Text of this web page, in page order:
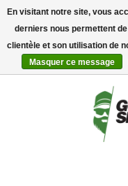
En visitant notre site, vous
derniers nous permettent
clientèle et son utilisation de
Masquer ce message